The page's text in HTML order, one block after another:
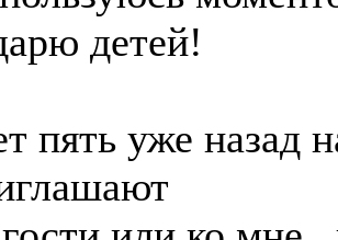
детей!
пять уже назад